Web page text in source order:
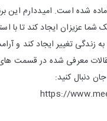
شده است. امیددارم این
عزیزان ایجاد کند تا با
به زندگی تغییر ایجاد کند و
معرفی شده در قسمت
دنبال کنید:
https://